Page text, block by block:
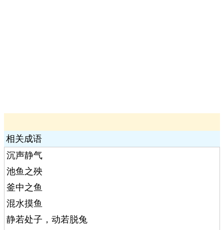
相关成语
沉声静气
池鱼之殃
釜中之鱼
混水摸鱼
静若处子，动若脱兔